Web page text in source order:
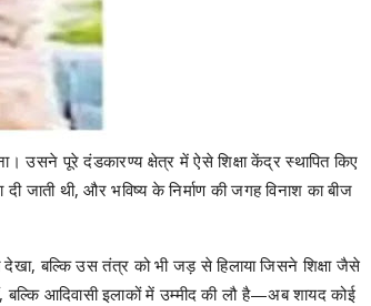
उसने पूरे दंडकारण्य क्षेत्र में ऐसे शिक्षा केंद्र स्थापित किए
जाती थी, और भविष्य के निर्माण की जगह विनाश का बीज
बल्कि उस तंत्र को भी जड़ से हिलाया जिसने शिक्षा जैसे
आदिवासी इलाकों में उम्मीद की लौ है—अब शायद कोई